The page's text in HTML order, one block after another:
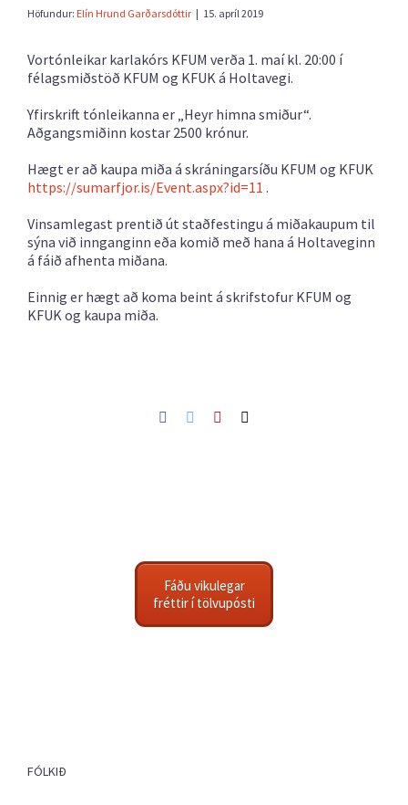
Höfundur: Elín Hrund Garðarsdóttir | 15. apríl 2019
Vortónleikar karlakórs KFUM verða 1. maí kl. 20:00 í
félagsmiðstöð KFUM og KFUK á Holtavegi.
Yfirskrift tónleikanna er „Heyr himna smiður“.
Aðgangsmiðinn kostar 2500 krónur.
Hægt er að kaupa miða á skráningarsíðu KFUM og KFUK
https://sumarfjor.is/Event.aspx?id=11 .
Vinsamlegast prentið út staðfestingu á miðakaupum til
sýna við innganginn eða komið með hana á Holtaveginn
á fáið afhenta miðana.
Einnig er hægt að koma beint á skrifstofur KFUM og
KFUK og kaupa miða.
Facebook
TwitterPinterest
Fáðu vikulegar
fréttir í tölvupósti
FÓLKIÐ